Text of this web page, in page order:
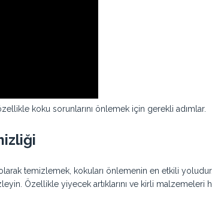
koku sorunlarını önlemek için gerekli adımlar.
temizlemek, kokuları önlemenin en etkili
Özellikle yiyecek artıklarını ve kirli malzemeleri